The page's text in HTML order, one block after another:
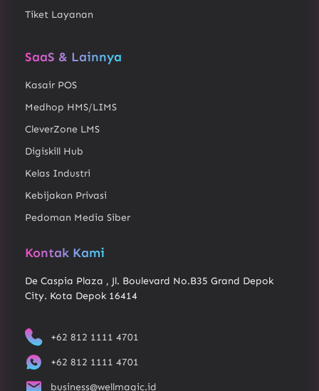
Tiket Layanan
SaaS & Lainnya
Kasair POS
Medhop HMS/LIMS
CleverZone LMS
Digiskill Hub
Kelas Industri
Kebijakan Privasi
Pedoman Media Siber
Kontak Kami
De Caspia Plaza , Jl. Boulevard No.B35 Grand Depok
City. Kota Depok 16414
+62 812 1111 4701
+62 812 1111 4701
business@wellmagic.id